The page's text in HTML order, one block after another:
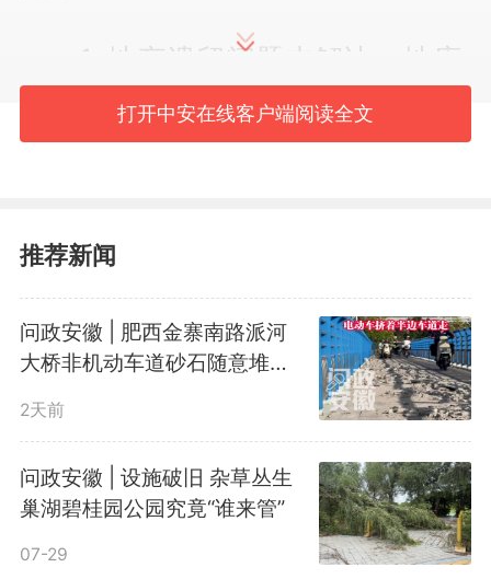
1. 地产遗留问题未解决：地库
交付滞后，至今无法投入使用，业
居民居住安全无保障。
2. 断电问题紧急且影响面广：
因地产遗留问题迟迟未处理，部分
业主拒缴物业费，导致小区拖欠供
电公司电费。1个多月前小区公共
区域照明电源已被切断，夜间小区
打开中安在线客户端阅读全文
推荐新闻
问政安徽 | 肥西金寨南路派河
大桥非机动车道砂石随意堆放
2天前
问政安徽 | 设施破旧 杂草丛生
巢湖碧桂园公园究竟“谁来管”
07-29